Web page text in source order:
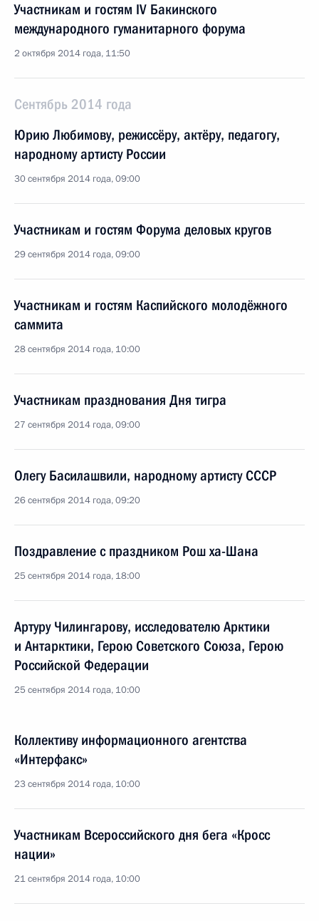
Участникам и гостям IV Бакинского
международного гуманитарного форума
2 октября 2014 года, 11:50
Сентябрь 2014 года
Юрию Любимову, режиссёру, актёру, педагогу,
народному артисту России
30 сентября 2014 года, 09:00
Участникам и гостям Форума деловых кругов
29 сентября 2014 года, 09:00
Участникам и гостям Каспийского молодёжного
саммита
28 сентября 2014 года, 10:00
Участникам празднования Дня тигра
27 сентября 2014 года, 09:00
Олегу Басилашвили, народному артисту СССР
26 сентября 2014 года, 09:20
Поздравление с праздником Рош ха-Шана
25 сентября 2014 года, 18:00
Артуру Чилингарову, исследователю Арктики
и Антарктики, Герою Советского Союза, Герою
Российской Федерации
25 сентября 2014 года, 10:00
Коллективу информационного агентства
«Интерфакс»
23 сентября 2014 года, 10:00
Участникам Всероссийского дня бега «Кросс
нации»
21 сентября 2014 года, 10:00